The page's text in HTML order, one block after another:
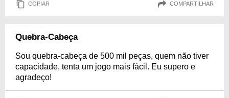
COPIAR COMPARTILHAR
Quebra-Cabeça
Sou quebra-cabeça de 500 mil peças, quem não tiver
capacidade, tenta um jogo mais fácil. Eu supero e
agradeço!